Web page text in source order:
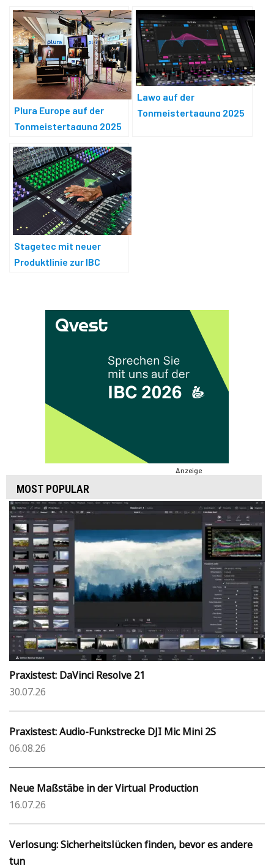
Plura Europe auf der
Tonmeistertagung 2025
Lawo auf der
Tonmeistertagung 2025
Stagetec mit neuer
Produktlinie zur IBC
Anzeige
MOST POPULAR
Praxistest: DaVinci Resolve 21
30.07.26
Praxistest: Audio-Funkstrecke DJI Mic Mini 2S
06.08.26
Neue Maßstäbe in der Virtual Production
16.07.26
Verlosung: Sicherheitslücken finden, bevor es andere
tun